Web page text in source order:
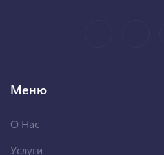
Меню
О Нас
Услуги